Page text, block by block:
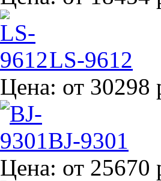
LS-9612
Цена: от 30298
BJ-9301
Цена: от 25670